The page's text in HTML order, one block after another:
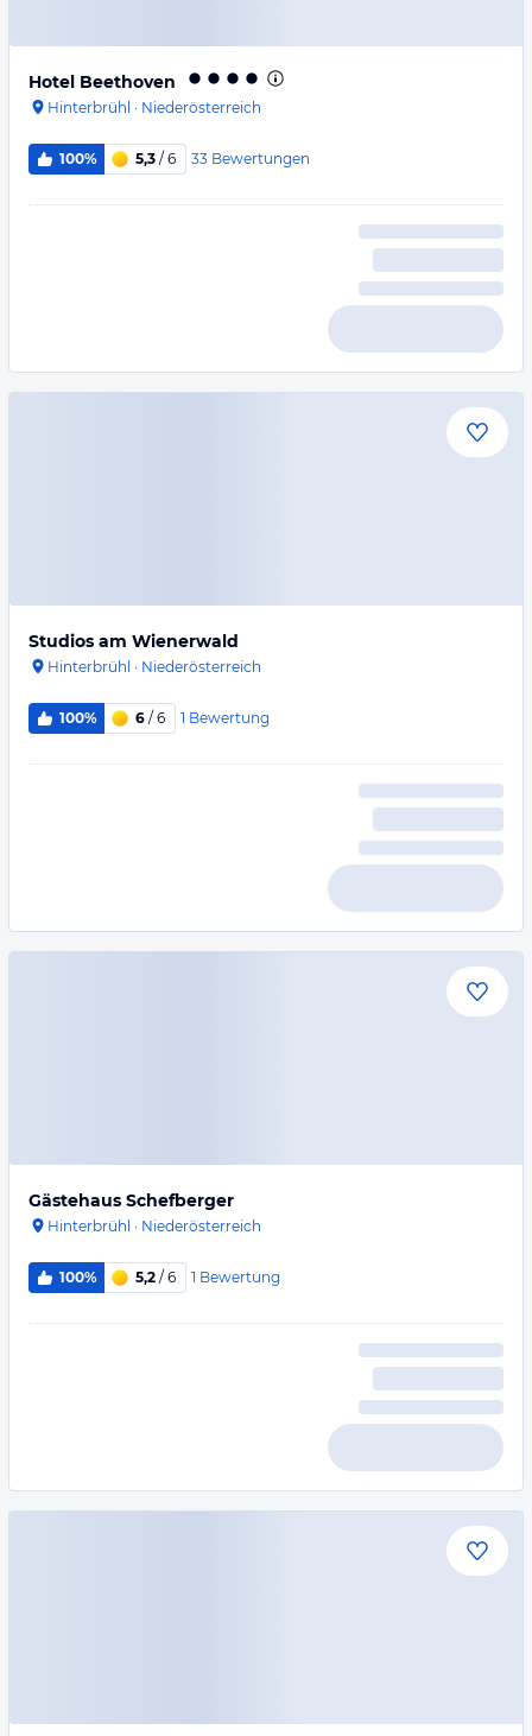
Hotel Beethoven
Hinterbrühl · Niederösterreich
100% 5,3 / 6 33 Bewertungen
Studios am Wienerwald
Hinterbrühl · Niederösterreich
100% 6 / 6 1 Bewertung
Gästehaus Schefberger
Hinterbrühl · Niederösterreich
100% 5,2 / 6 1 Bewertung